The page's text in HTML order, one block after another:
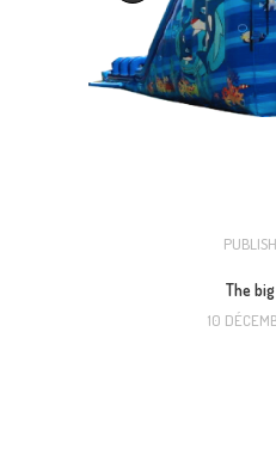
The
10